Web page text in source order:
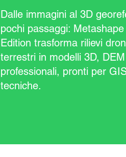
Dalle immagini al 3D
pochi passaggi:
Edition trasforma rilievi
terrestri in modelli 3D,
professionali, pronti per
tecniche.